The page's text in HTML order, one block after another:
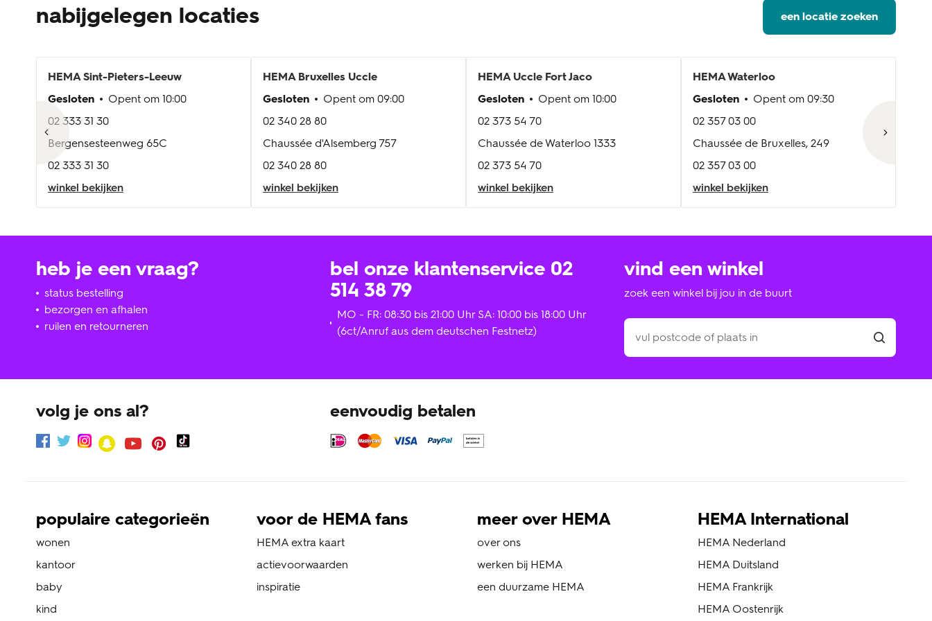
nabijgelegen locaties een locatie zoeken
HEMA Sint-Pieters-Leeuw
Gesloten
Opent om 10:00
02 333 31 30
Bergensesteenweg 65C
02 333 31 30
winkel bekijken
HEMA Bruxelles Uccle
Gesloten
Opent om 09:00
02 340 28 80
Chaussée d'Alsemberg 757
02 340 28 80
winkel bekijken
HEMA Uccle Fort Jaco
Gesloten
Opent om 10:00
02 373 54 70
Chaussée de Waterloo 1333
02 373 54 70
winkel bekijken
HEMAWaterloo
Gesloten
Opent om 09:30
02 357 03 00
Chaussée de Bruxelles, 249
02 357 03 00
winkel bekijken
heb je een vraag?
status bestelling
bezorgen en afhalen
ruilen en retourneren
bel onze klantenservice 02
514 38 79
MO - FR: 08:30 bis 21:00 Uhr SA: 10:00 bis 18:00 Uhr
(6ct/Anruf aus dem deutschen Festnetz)
vind een winkel
zoek een winkel bij jou in de buurt
volg je ons al? eenvoudig betalen
populaire categorieën
wonen
kantoor
baby
kind
voor de HEMA fans
HEMA extra kaart
actievoorwaarden
inspiratie
meer over HEMA
over ons
werken bij HEMA
een duurzame HEMA
HEMA International
HEMA Nederland
HEMA Duitsland
HEMA Frankrijk
HEMA Oostenrijk